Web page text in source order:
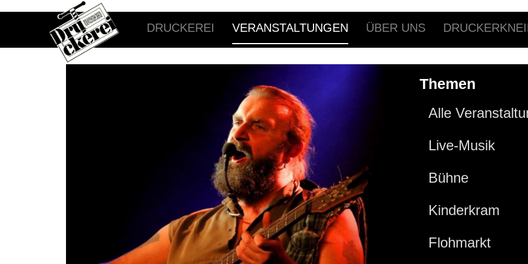
DRUCKEREI VERANSTALTUNGEN ÜBER UNS
Themen
Alle
Live-Musik
Bühne
Kinderkram
Flohmarkt